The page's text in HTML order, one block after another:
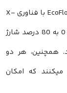
مشخصات ذکر نشده است. در مقابل، EcoFlow DELTA 2 با فناوری X-
Stream خود، میتواند در عرض تنها 50 دقیقه از 0 به 80 درصد شارژ
همچنین، هر دو
که امکان